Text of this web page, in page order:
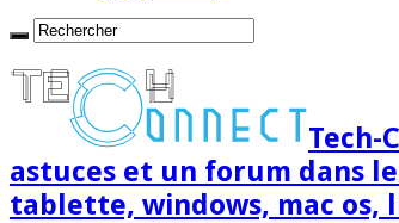
Tech-
astuces et un forum dans
tablette, windows, mac os,